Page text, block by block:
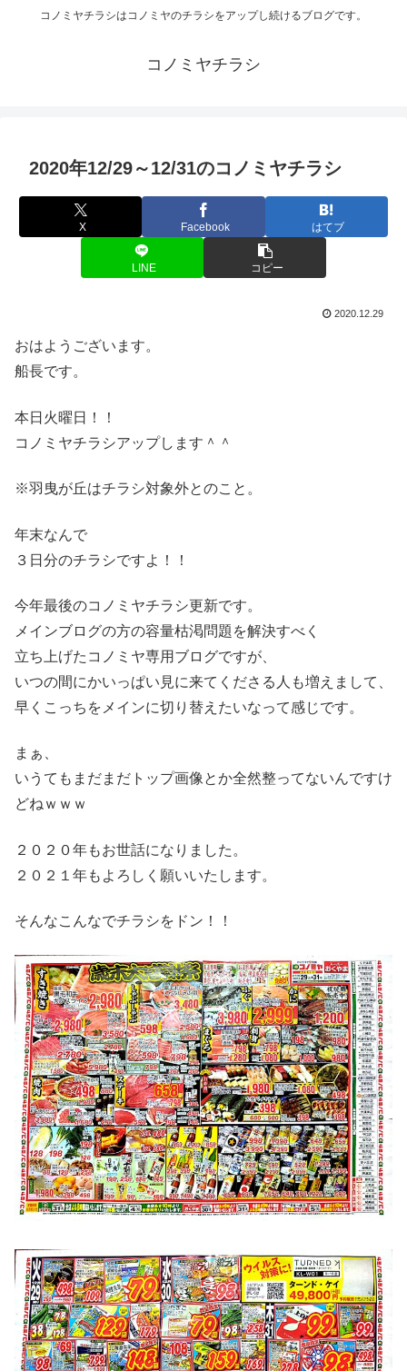
コノミヤチラシはコノミヤのチラシをアップし続けるブログです。
コノミヤチラシ
2020年12/29～12/31のコノミヤチラシ
X Facebook はてブ
LINE コピー
2020.12.29
おはようございます。
船長です。
本日火曜日！！
コノミヤチラシアップします＾＾
※羽曳が丘はチラシ対象外とのこと。
年末なんで
３日分のチラシですよ！！
今年最後のコノミヤチラシ更新です。
メインブログの方の容量枯渇問題を解決すべく
立ち上げたコノミヤ専用ブログですが、
いつの間にかいっぱい見に来てくださる人も増えまして、
早くこっちをメインに切り替えたいなって感じです。
まぁ、
いうてもまだまだトップ画像とか全然整ってないんですけ
どねｗｗｗ
２０２０年もお世話になりました。
２０２１年もよろしく願いいたします。
そんなこんなでチラシをドン！！